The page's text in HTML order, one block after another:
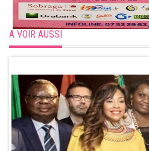
A VOIR AUSSI